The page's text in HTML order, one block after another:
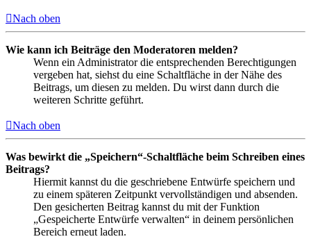
Nach oben
Wie kann ich Beiträge den Moderatoren melden?
Wenn ein Administrator die entsprechenden Berechtigungen
vergeben hat, siehst du eine Schaltfläche in der Nähe des
Beitrags, um diesen zu melden. Du wirst dann durch die
weiteren Schritte geführt.
Nach oben
Was bewirkt die „Speichern“-Schaltfläche beim Schreiben eines
Beitrags?
Hiermit kannst du die geschriebene Entwürfe speichern und
zu einem späteren Zeitpunkt vervollständigen und absenden.
Den gesicherten Beitrag kannst du mit der Funktion
„Gespeicherte Entwürfe verwalten“ in deinem persönlichen
Bereich erneut laden.